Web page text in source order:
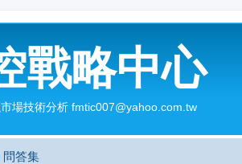
戰略中心
技術分析 fmtic007@yahoo.com.tw
問答集